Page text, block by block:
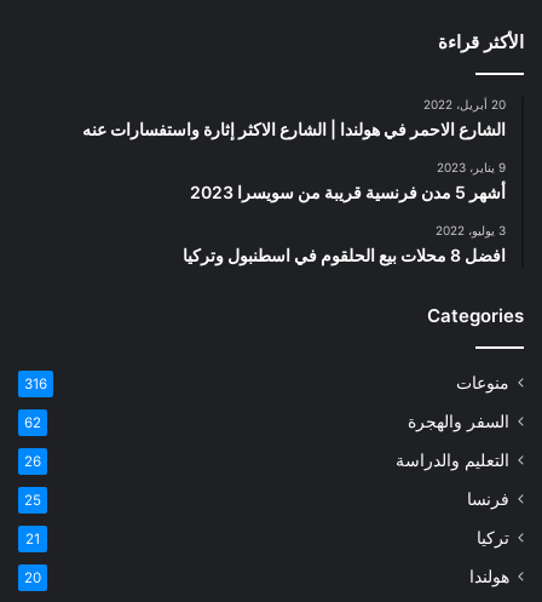
الأكثر قراءة
20 أبريل، 2022
الشارع الاحمر في هولندا | الشارع الاكثر إثارة واستفسارات عنه
9 يناير، 2023
أشهر 5 مدن فرنسية قريبة من سويسرا 2023
3 يوليو، 2022
افضل 8 محلات بيع الحلقوم في اسطنبول وتركيا
Categories
منوعات 316
السفر والهجرة 62
التعليم والدراسة 26
فرنسا 25
تركيا 21
هولندا 20